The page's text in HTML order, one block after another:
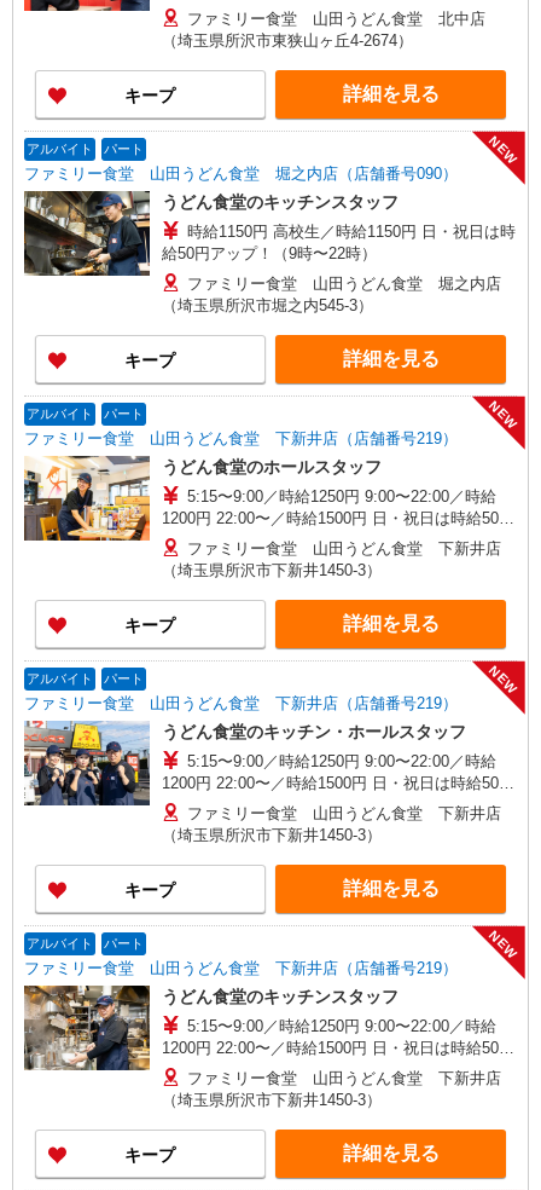
り時給UPーー 早朝（〜9:00） 時給 1,350円 深
夜（22:00〜） 時給 1,563円 ※11月末までは上
記給与から100円UP ★日・祝時給50円
UP（9:00〜22:00） ★社保加入で時給50円UP（規
定有）
ファミリー食堂 山田うどん食堂 北中店
（埼玉県所沢市東狭山ヶ丘4-2674）
キープ 詳細を見る
アルバイト パート
ファミリー食堂 山田うどん食堂 堀之内店（店舗番号090）
NEW
うどん食堂のキッチンスタッフ
時給1150円 高校生／時給1150円 日・祝日は時
給50円アップ！（9時〜22時）
ファミリー食堂 山田うどん食堂 堀之内店
（埼玉県所沢市堀之内545-3）
キープ 詳細を見る
アルバイト パート
ファミリー食堂 山田うどん食堂 下新井店（店舗番号219）
NEW
うどん食堂のホールスタッフ
5:15〜9:00／時給1250円 9:00〜22:00／時給
1200円 22:00〜／時給1500円 日・祝日は時給50円
アップ！（9時〜22時）
ファミリー食堂 山田うどん食堂 下新井店
（埼玉県所沢市下新井1450-3）
キープ 詳細を見る
アルバイト パート
ファミリー食堂 山田うどん食堂 下新井店（店舗番号219）
NEW
うどん食堂のキッチン・ホールスタッフ
5:15〜9:00／時給1250円 9:00〜22:00／時給
1200円 22:00〜／時給1500円 日・祝日は時給50円
アップ！（9時〜22時）
ファミリー食堂 山田うどん食堂 下新井店
（埼玉県所沢市下新井1450-3）
キープ 詳細を見る
アルバイト パート
ファミリー食堂 山田うどん食堂 下新井店（店舗番号219）
NEW
うどん食堂のキッチンスタッフ
5:15〜9:00／時給1250円 9:00〜22:00／時給
1200円 22:00〜／時給1500円 日・祝日は時給50円
アップ！（9時〜22時）
ファミリー食堂 山田うどん食堂 下新井店
（埼玉県所沢市下新井1450-3）
キープ 詳細を見る